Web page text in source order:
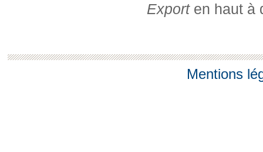
Exporten haut à
Mentions